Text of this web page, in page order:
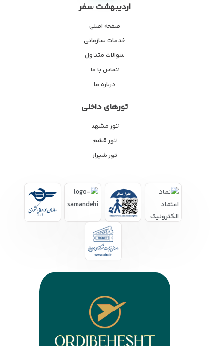
اردیبهشت سفر
صفحه اصلی
خدمات سازمانی
سوالات متداول
تماس با ما
درباره ما
تورهای داخلی
تور مشهد
تور قشم
تور شیراز